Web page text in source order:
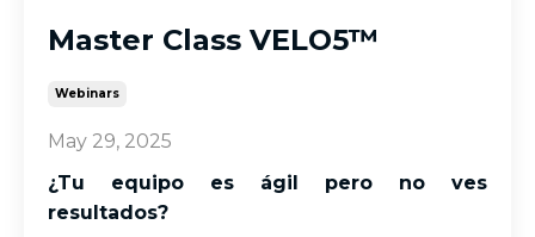
Master Class VELO5™
Webinars
May 29, 2025
¿Tu equipo es ágil pero no ves
resultados?